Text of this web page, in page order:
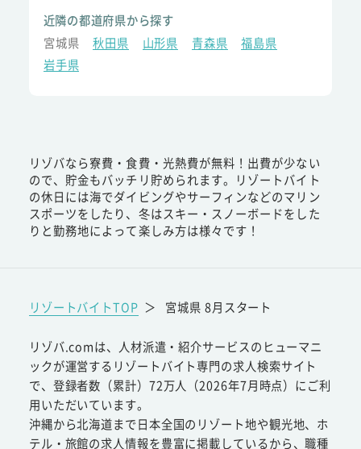
近隣の都道府県から探す
宮城県
秋田県 山形県 青森県
福島県
岩手県
リゾバなら寮費・食費・光熱費が無料！出費が少ない
ので、貯金もバッチリ貯められます。リゾートバイト
の休日には海でダイビングやサーフィンなどのマリン
スポーツをしたり、冬はスキー・スノーボードをした
りと勤務地によって楽しみ方は様々です！
リゾートバイトTOP ＞ 宮城県 8月スタート
リゾバ.comは、人材派遣・紹介サービスのヒューマニ
ックが運営するリゾートバイト専門の求人検索サイト
で、登録者数（累計）72万人（2026年7月時点）にご利
用いただいています。
沖縄から北海道まで日本全国のリゾート地や観光地、ホ
テル・旅館の求人情報を豊富に掲載しているから、職種